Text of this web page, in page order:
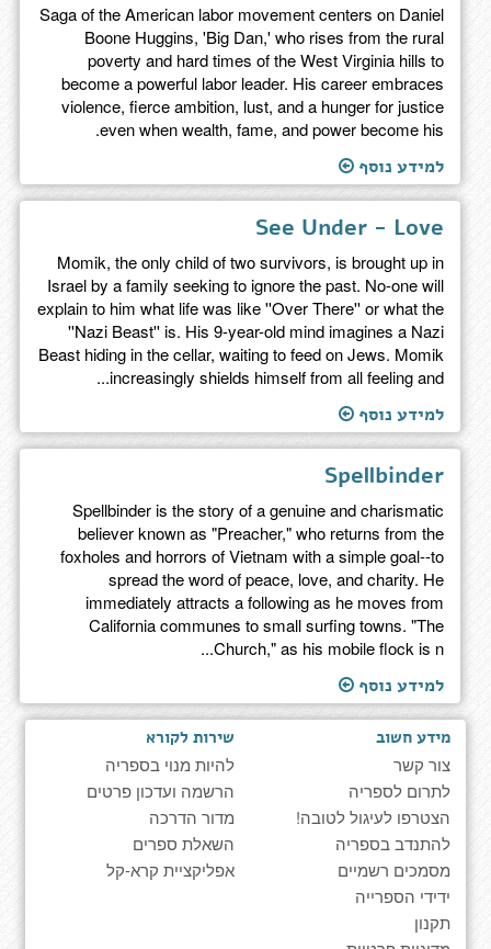
Saga of the American labor movement centers on Daniel
Boone Huggins, 'Big Dan,' who rises from the rural
poverty and hard times of the West Virginia hills to
become a powerful labor leader. His career embraces
violence, fierce ambition, lust, and a hunger for justice
even when wealth, fame, and power become his.
למידע נוסף
See Under - Love
Momik, the only child of two survivors, is brought up in
Israel by a family seeking to ignore the past. No-one will
explain to him what life was like ''Over There'' or what the
''Nazi Beast'' is. His 9-year-old mind imagines a Nazi
Beast hiding in the cellar, waiting to feed on Jews. Momik
increasingly shields himself from all feeling and...
למידע נוסף
Spellbinder
Spellbinder is the story of a genuine and charismatic
believer known as "Preacher," who returns from the
foxholes and horrors of Vietnam with a simple goal--to
spread the word of peace, love, and charity. He
immediately attracts a following as he moves from
California communes to small surfing towns. "The
Church," as his mobile flock is n...
למידע נוסף
מידע חשוב
צור קשר
לתרום לספריה
הצטרפו לעיגול לטובה!
להתנדב בספריה
מסמכים רשמיים
ידידי הספרייה
תקנון
שירות לקורא
להיות מנוי בספריה
הרשמה ועדכון פרטים
מדור הדרכה
השאלת ספרים
אפליקציית קרא-קל